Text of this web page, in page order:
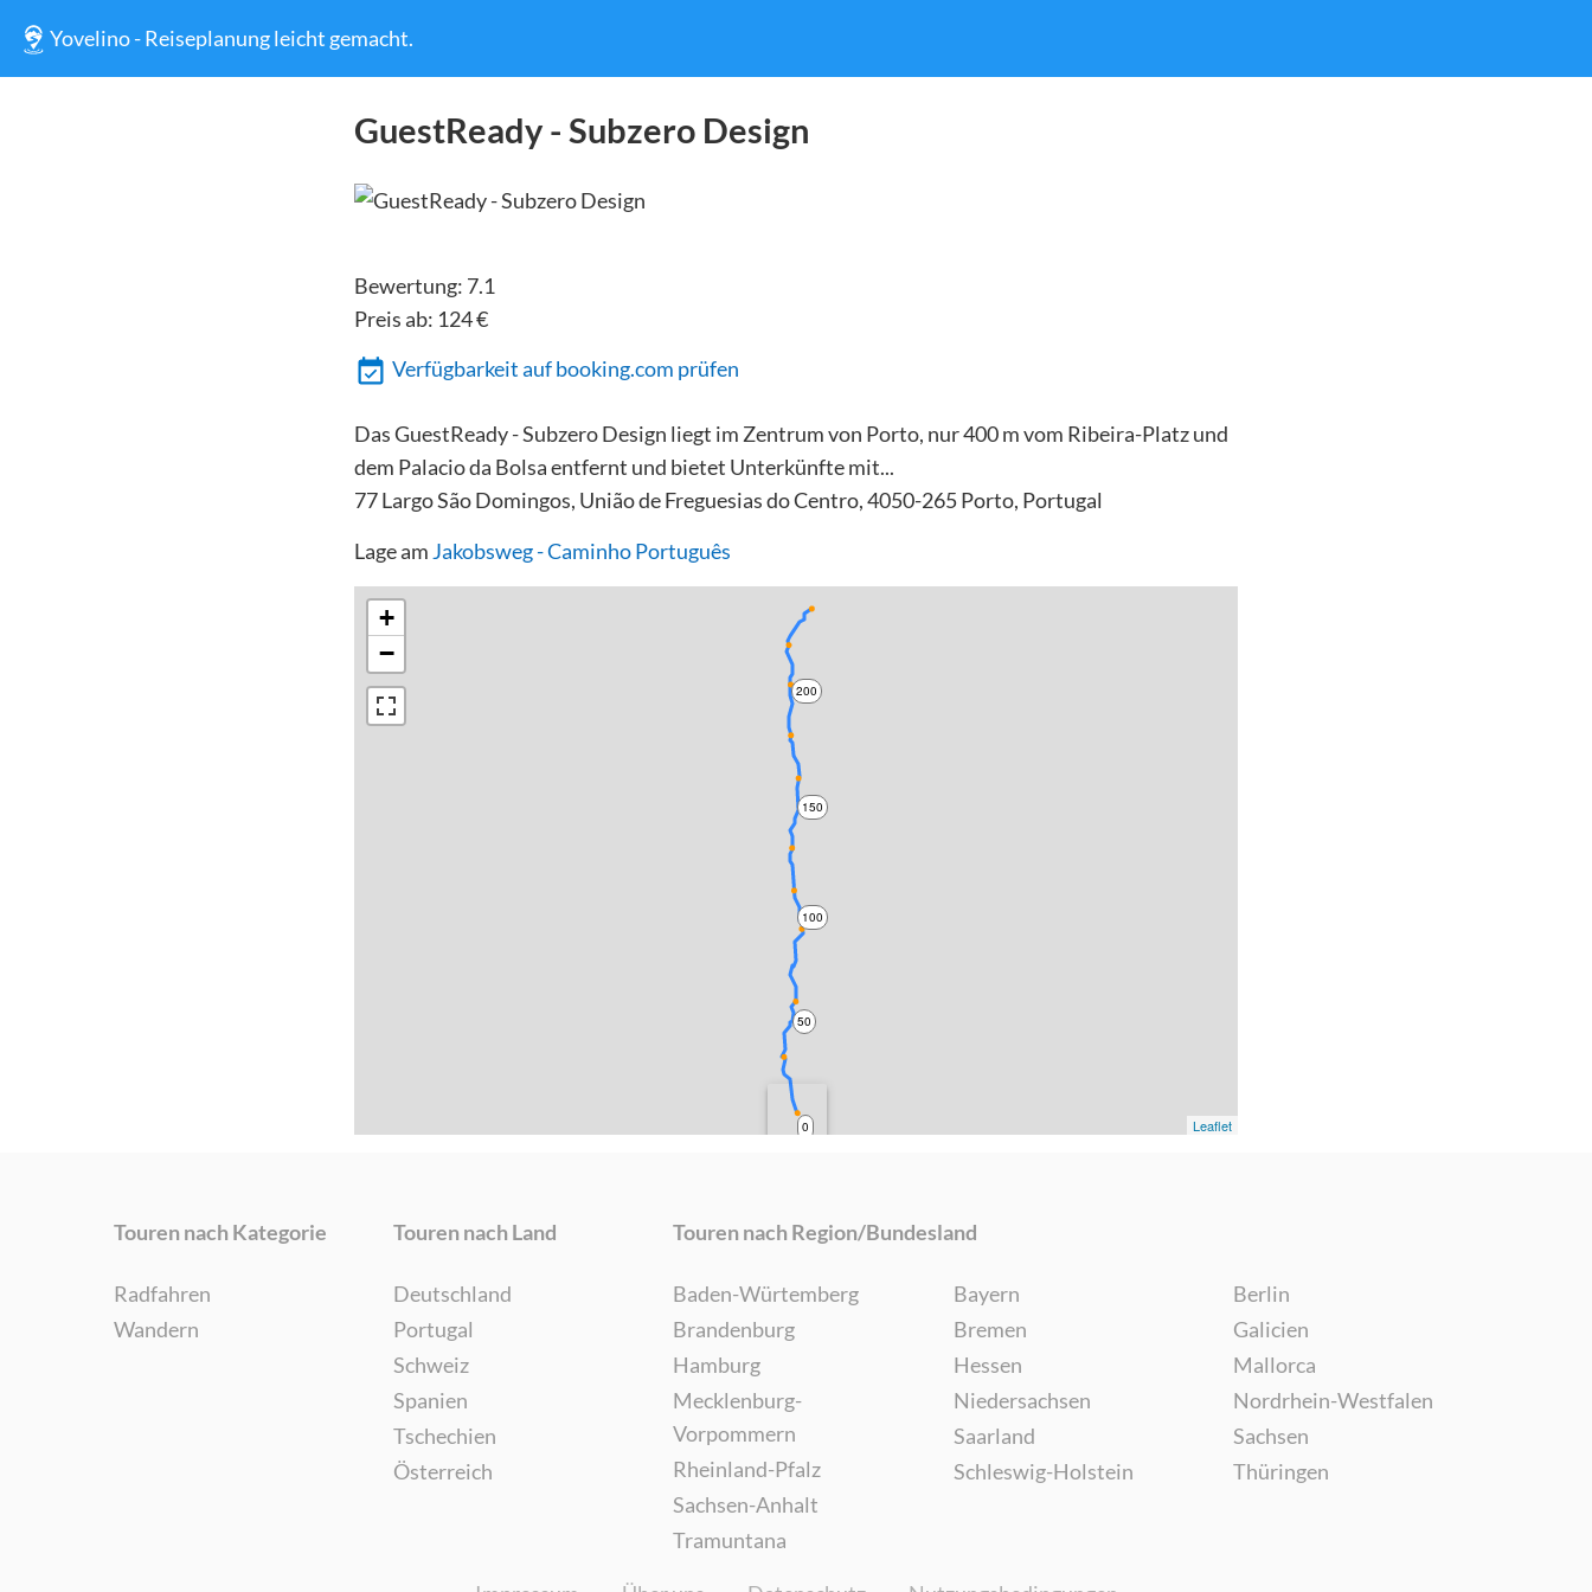
Yovelino - Reiseplanung leicht gemacht.
GuestReady - Subzero Design
Bewertung: 7.1
Preis ab: 124€
Verfügbarkeit auf booking.com prüfen
Das GuestReady - Subzero Design liegt im Zentrum von Porto, nur 400 m vom Ribeira-Platz und
dem Palacio da Bolsa entfernt und bietet Unterkünfte mit...
77 Largo São Domingos, União de Freguesias do Centro, 4050-265 Porto, Portugal
Lage am Jakobsweg - Caminho Português
0
50
100
150
200
+
−
Leaflet
Touren nach Kategorie
Radfahren
Wandern
Touren nach Land
Deutschland
Portugal
Schweiz
Spanien
Tschechien
Österreich
Touren nach Region/Bundesland
Baden-Würtemberg
Brandenburg
Hamburg
Mecklenburg-
Vorpommern
Rheinland-Pfalz
Sachsen-Anhalt
Tramuntana
Bayern
Bremen
Hessen
Niedersachsen
Saarland
Schleswig-Holstein
Berlin
Galicien
Mallorca
Nordrhein-Westfalen
Sachsen
Thüringen